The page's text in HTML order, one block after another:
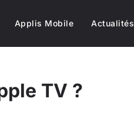
Applis Mobile Actualités
TV ?